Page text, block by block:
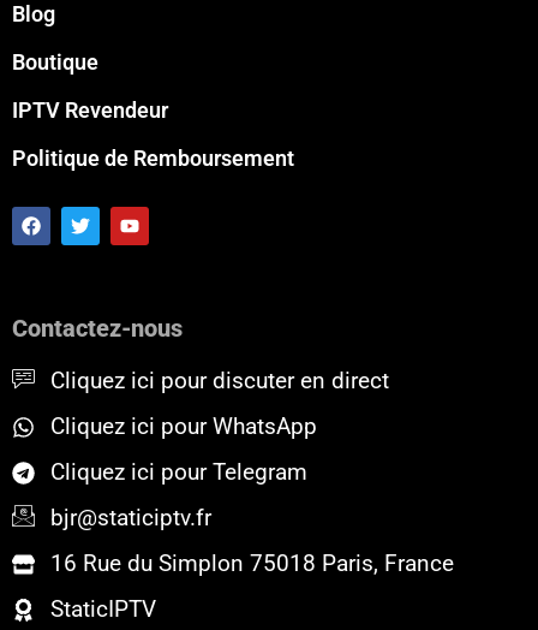
Blog
Boutique
IPTV Revendeur
Politique de Remboursement
F
a
c
o
T
w
i
r
Y
o
u
e
Contactez-nous
Cliquez ici pour discuter en direct
Cliquez ici pour WhatsApp
Cliquez ici pour Telegram
bjr@staticiptv.fr
16 Rue du Simplon 75018 Paris, France
StaticIPTV